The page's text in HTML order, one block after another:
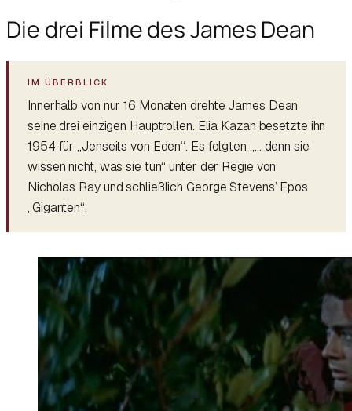
Die drei Filme des James Dean
Innerhalb von nur 16 Monaten drehte James Dean
seine drei einzigen Hauptrollen. Elia Kazan besetzte ihn
1954 für „Jenseits von Eden“. Es folgten „… denn sie
wissen nicht, was sie tun“ unter der Regie von
Nicholas Ray und schließlich George Stevens’ Epos
„Giganten“.